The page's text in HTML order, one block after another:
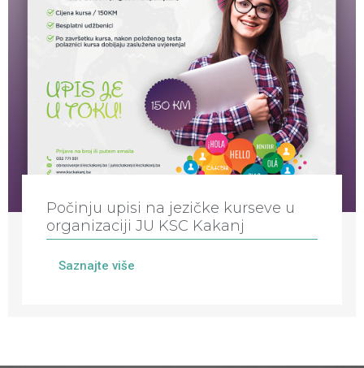
Počinju upisi na jezičke kurseve u
organizaciji JU KSC Kakanj
Saznajte više